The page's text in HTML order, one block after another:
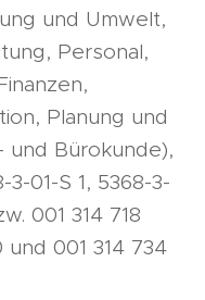
und Umwelt,
Personal,
Planung und
und Bürokunde),
01-S 1, 5368-3-
001 314 718
001 314 734